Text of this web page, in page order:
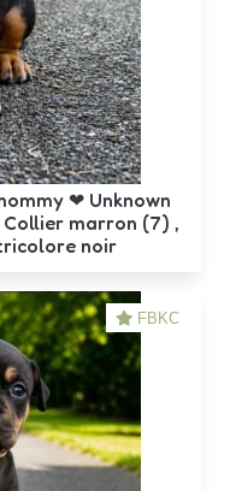
❤ Unknown
marron (7) ,
noir
FBKC